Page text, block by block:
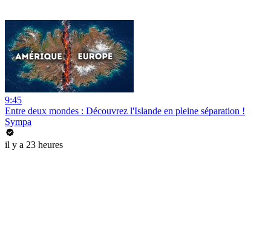
9:45
Entre deux mondes : Découvrez l'Islande en pleine séparation !
Sympa
il y a 23 heures